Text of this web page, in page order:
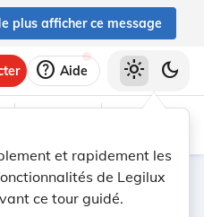
plus afficher ce message
help Aide
et rapidement les
de Legilux
ce tour guidé.
light_mode dark_mode